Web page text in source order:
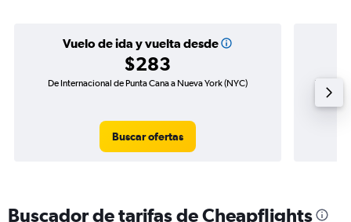
Vuelo de ida y vuelta desde
$283
De Internacional de Punta Cana a Nueva York (NYC)
Buscar ofertas
Vuelo de
Buscador de tarifas de Cheapflights